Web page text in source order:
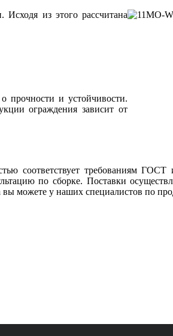
из этого рассчитана
прочности и устойчивости.
ограждения зависит от
соответствует требованиям
по сборке. Поставки
можете у наших специалистов по